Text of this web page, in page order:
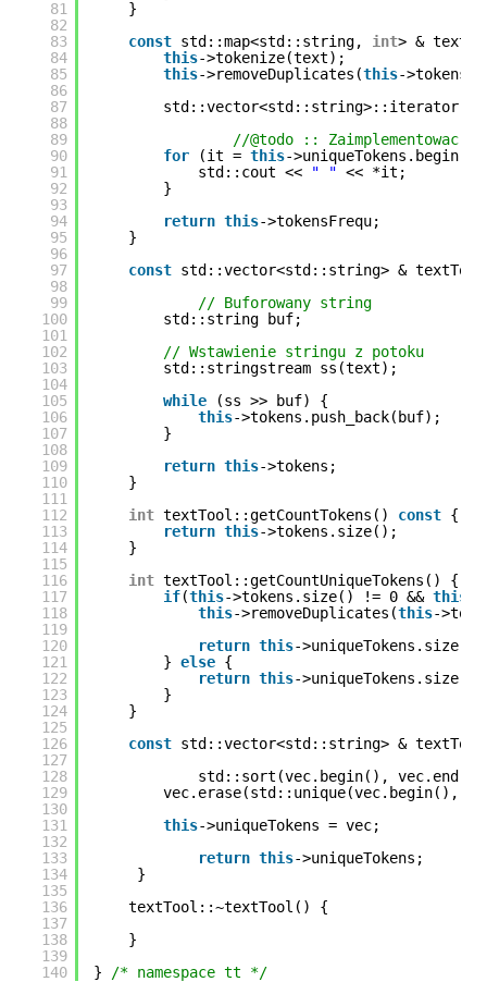
81
82
83
84
85
86
87
88
89
90
91
92
93
94
95
96
97
98
99
100
101
102
103
104
105
106
107
108
109
110
111
112
113
114
115
116
117
118
119
120
121
122
123
124
125
126
127
128
129
130
131
132
133
134
135
136
137
138
139
140
}
const std::map<std::string, int> &
this->tokenize(text);
this->removeDuplicates(this->tokens);
std::vector<std::string>::iterator
//@todo :: Zaimplementowac
for
(it = this-
std::cout <<
" " << *it;
}
return this->tokensFrequ;
}
const std::vector<std::string> &
// Buforowany string
std::string buf;
// Wstawienie stringu z potoku
std::stringstream ss(text);
while
(ss >> buf) {
this->tokens.push_back(buf);
}
return this->tokens;
}
int textTool::getCountTokens() const {
return this->tokens.size();
}
int textTool::getCountUniqueTokens() {
if(this->tokens.size() != 0 && this
this->removeDuplicates(this-
return this->uniqueTokens.size();
} else {
return this->uniqueTokens.size();
}
}
const std::vector<std::string> &
std::sort(vec.begin(),
vec.erase(std::unique(vec.begin(),
this->uniqueTokens = vec;
return this->uniqueTokens;
}
textTool::~textTool() {
}
}
/* namespace tt */